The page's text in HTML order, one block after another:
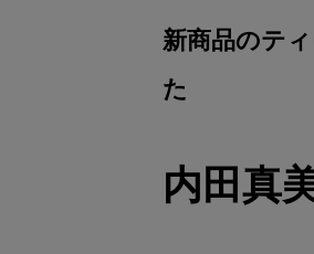
新商品のテ
た
内田真